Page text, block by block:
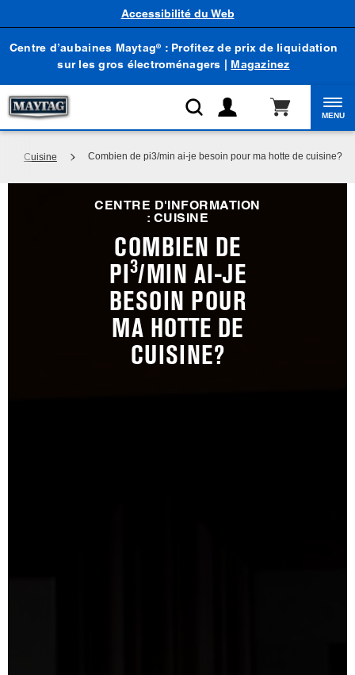
Centre d’aubaines Maytag® : Profitez de prix de liquidation
sur les gros électroménagers | Magazinez
Accessibilité du Web
MENU
Cuisine Combien de pi3/min ai-je besoin pour ma hotte de cuisine?
CENTRE D'INFORMATION
: CUISINE
COMBIEN DE
PI3/MIN AI-JE
BESOIN POUR
MA HOTTE DE
CUISINE?